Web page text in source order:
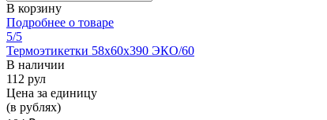
В корзину
Подробнее о товаре
5/5
Термоэтикетки 58х60х390 ЭКО/60
В наличии
112 рул
Цена за единицу
(в рублях)